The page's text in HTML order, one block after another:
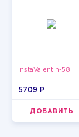
InstaValentin-58
5709 P
ДОБАВИТЬ